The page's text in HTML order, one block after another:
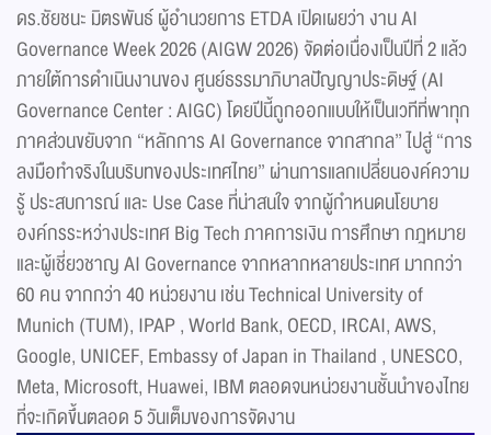
ดร.ชัยชนะ มิตรพันธ์ ผู้อำนวยการ ETDA เปิดเผยว่า งาน AI
Governance Week 2026 (AIGW 2026) จัดต่อเนื่องเป็นปีที่ 2 แล้ว
ภายใต้การดำเนินงานของ ศูนย์ธรรมาภิบาลปัญญาประดิษฐ์ (AI
Governance Center : AIGC) โดยปีนี้ถูกออกแบบให้เป็นเวทีที่พาทุก
ภาคส่วนขยับจาก “หลักการ AI Governance จากสากล” ไปสู่ “การ
ลงมือทำจริงในบริบทของประเทศไทย” ผ่านการแลกเปลี่ยนองค์ความ
รู้ ประสบการณ์ และ Use Case ที่น่าสนใจ จากผู้กำหนดนโยบาย
องค์กรระหว่างประเทศ Big Tech ภาคการเงิน การศึกษา กฎหมาย
และผู้เชี่ยวชาญ AI Governance จากหลากหลายประเทศ มากกว่า
60 คน จากกว่า 40 หน่วยงาน เช่น Technical University of
Munich (TUM), IPAP , World Bank, OECD, IRCAI, AWS,
Google, UNICEF, Embassy of Japan in Thailand , UNESCO,
Meta, Microsoft, Huawei, IBM ตลอดจนหน่วยงานชั้นนำของไทย
ที่จะเกิดขึ้นตลอด 5 วันเต็มของการจัดงาน